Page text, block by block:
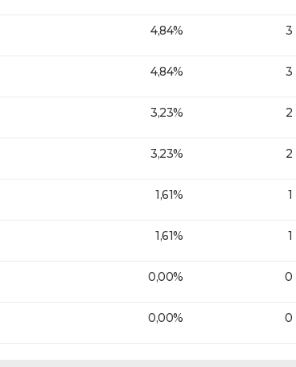
4,84% 3
4,84% 3
3,23% 2
3,23% 2
1,61% 1
1,61% 1
0,00% 0
0,00% 0